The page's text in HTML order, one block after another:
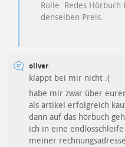
Rolle. Redes
denselben Preis.
oliver
klappt bei mir nicht :(
habe mir zwar über
als artikel erfolgreich
dann auf das hörbuch
ich in eine
meiner